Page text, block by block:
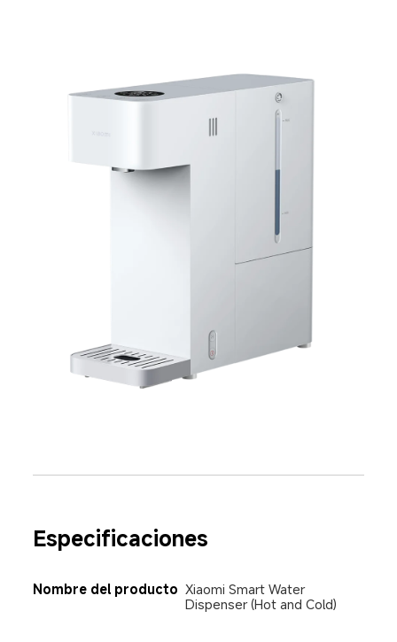
Especificaciones
Nombre del producto Xiaomi Smart Water
Dispenser (Hot and Cold)